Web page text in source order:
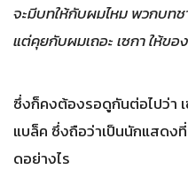
จะมีบทให้กับผมไหม พวกบท
แต่คุยกับผมเถอะ เซกา ให้ข
ซึ่งก็คงต้องรอดูกันต่อไปว่า
แบล็ค ซึ่งถือว่าเป็นนักแสดง
ดอย่างไร